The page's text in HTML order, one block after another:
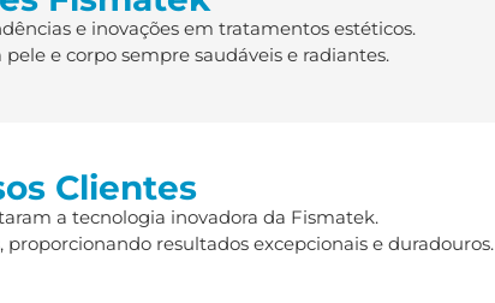
e inovações em tratamentos estéticos.
e corpo sempre saudáveis e radiantes.
Clientes
a tecnologia inovadora da Fismatek.
resultados excepcionais e duradouros.